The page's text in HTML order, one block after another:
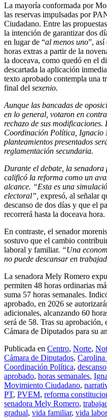
La mayoría conformada por
las reservas impulsadas por
Ciudadano. Entre las
la intención de garantizar dos
en lugar de “al menos uno”, así
horas extras a partir de la
la doceava, como quedó en el
descartada la aplicación
texto aprobado contempla una
final del sexenio.
Aunque las bancadas de
en lo general, votaron en
rechazo de sus modificaciones.
Coordinación Política, Ignacio
planteamientos presentados
reglamentación secundaria.
Durante el debate, la
calificó la reforma como un
alcance. “Esta es una
electoral”, expresó, al señalar
descanso de dos días y que el
recorrerá hasta la doceava hora.
En contraste, el senador
sostuvo que el cambio
laboral y familiar. “Una
no puede descansar en
La senadora Mely Romero
permiten 48 horas ordinarias
suma 57 horas semanales.
aprobado, en 2026 se
adicionales, alcanzando 60
será de 58. Tras su
Cámara de Diputados para su
Publicada en Centro, Norte,
Cámara de Diputados,
Coordinación Política, descanso
aprobado, horas semanales,
Movimiento Ciudadano,
PT, PVEM, reforma
senadora Mely Romero,
gradual, vida familiar, vida